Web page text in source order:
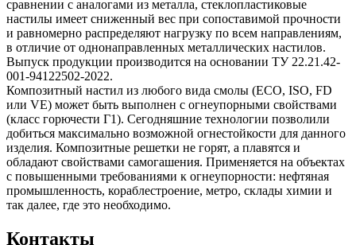
сравнении с аналогами из металла, стеклопластиковые
настилы имеет сниженный вес при сопоставимой прочности
и равномерно распределяют нагрузку по всем направлениям,
в отличие от однонаправленных металлических настилов.
Выпуск продукции производится на основании ТУ 22.21.42-
001-94122502-2022.
Композитный настил из любого вида смолы (ECO, ISO, FD
или VE) может быть выполнен с огнеупорными свойствами
(класс горючести Г1). Сегодняшние технологии позволили
добиться максимально возможной огнестойкости для данного
изделия. Композитные решетки не горят, а плавятся и
обладают свойствами самогашения. Применяется на объектах
с повышенными требованиями к огнеупорности: нефтяная
промышленность, кораблестроение, метро, склады химии и
так далее, где это необходимо.
Контакты